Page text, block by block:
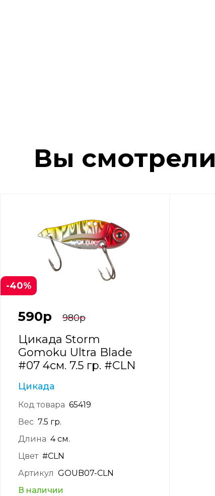
Вы смотрели
-40%
590р 980р
Цикада Storm
Gomoku Ultra Blade
#07 4см. 7.5 гр. #CLN
Цикада
Код товара 65419
Вес 7.5 гр.
Длина 4 см.
Цвет #CLN
Артикул GOUB07-CLN
В наличии